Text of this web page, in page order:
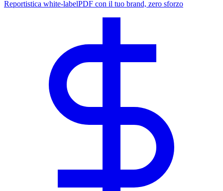
Reportistica white-labelPDF con il tuo brand, zero sforzo